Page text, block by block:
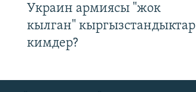
Украин армиясы "жок
кылган" кыргызстандыктар
кимдер?